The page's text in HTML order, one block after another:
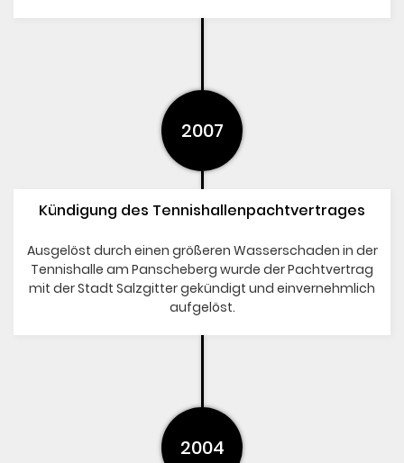
2007
Kündigung des Tennishallenpachtvertrages
Ausgelöst durch einen größeren Wasserschaden in der
Tennishalle am Panscheberg wurde der Pachtvertrag
mit der Stadt Salzgitter gekündigt und einvernehmlich
aufgelöst.
2004